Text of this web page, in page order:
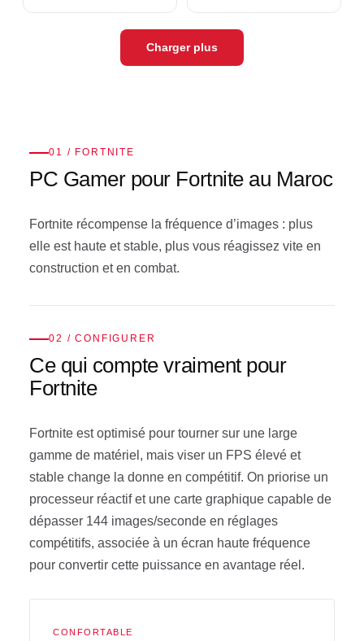
Charger plus
01 / FORTNITE
PC Gamer pour Fortnite au Maroc
Fortnite récompense la fréquence d’images : plus
elle est haute et stable, plus vous réagissez vite en
construction et en combat.
02 / CONFIGURER
Ce qui compte vraiment pour
Fortnite
Fortnite est optimisé pour tourner sur une large
gamme de matériel, mais viser un FPS élevé et
stable change la donne en compétitif. On priorise un
processeur réactif et une carte graphique capable de
dépasser 144 images/seconde en réglages
compétitifs, associée à un écran haute fréquence
pour convertir cette puissance en avantage réel.
CONFORTABLE